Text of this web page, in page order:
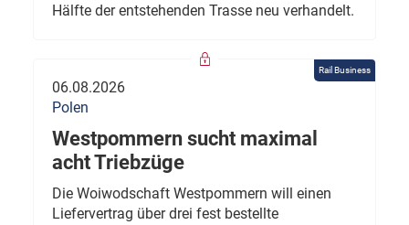
Hälfte der entstehenden Trasse neu verhandelt.
Rail Business
06.08.2026
Polen
Westpommern sucht maximal
acht Triebzüge
Die Woiwodschaft Westpommern will einen
Liefervertrag über drei fest bestellte